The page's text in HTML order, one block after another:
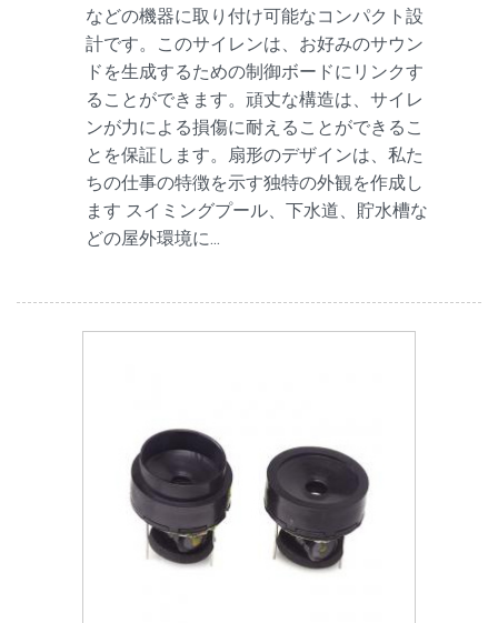
などの機器に取り付け可能なコンパクト設
計です。このサイレンは、お好みのサウン
ドを生成するための制御ボードにリンクす
ることができます。頑丈な構造は、サイレ
ンが力による損傷に耐えることができるこ
とを保証します。扇形のデザインは、私た
ちの仕事の特徴を示す独特の外観を作成し
ます スイミングプール、下水道、貯水槽な
どの屋外環境に...